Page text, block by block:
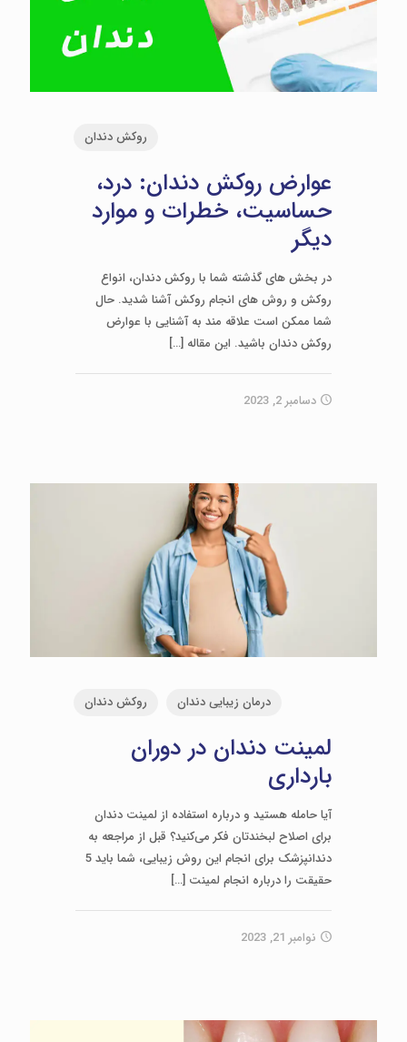
روکش دندان
عوارض روکش دندان: درد،
حساسیت، خطرات و موارد
دیگر
در بخش های گذشته شما با روکش دندان، انواع
روکش و روش های انجام روکش آشنا شدید. حال
شما ممکن است علاقه مند به آشنایی با عوارض
روکش دندان باشید. این مقاله […]
دسامبر 2, 2023
درمان زیبایی دندان روکش دندان
لمینت دندان در دوران
بارداری
آیا حامله هستید و درباره استفاده از لمینت دندان
برای اصلاح لبخندتان فکر می‌کنید؟ قبل از مراجعه به
دندانپزشک برای انجام این روش زیبایی، شما باید 5
حقیقت را درباره انجام لمینت […]
نوامبر 21, 2023